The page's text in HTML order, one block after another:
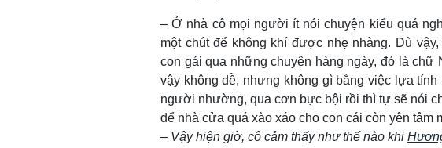
– Ở nhà cô mọi người ít nói chuyện kiểu quá
một chút để không khí được nhẹ nhàng. Dù
con gái qua những chuyện hàng ngày, đó là
vậy không dễ, nhưng không gì bằng việc lựa
người nhường, qua cơn bực bội rồi thì tự sẽ nói
để nhà cửa quá xào xáo cho con cái còn yên tâm
– Vậy hiện giờ, cô cảm thấy như thế nào khi